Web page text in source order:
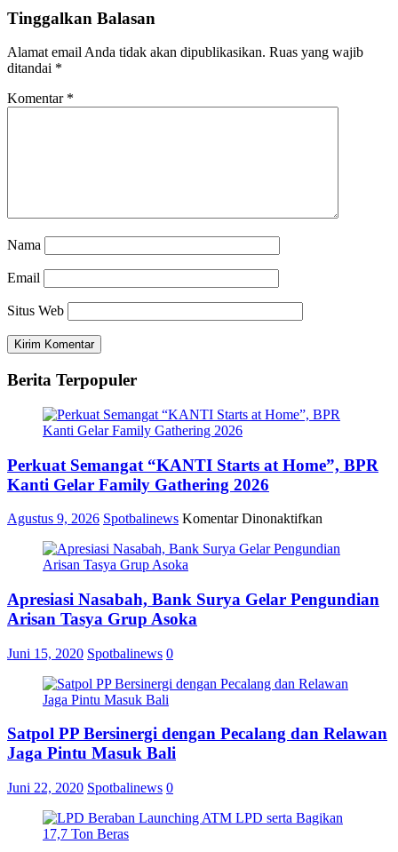
Tinggalkan Balasan
Alamat email Anda tidak akan dipublikasikan. Ruas yang wajib
ditandai *
Komentar *
Nama
Email
Situs Web
Berita Terpopuler
Perkuat Semangat “KANTI Starts at Home”, BPR
Kanti Gelar Family Gathering 2026
Agustus 9, 2026 Spotbalinews Komentar Dinonaktifkan
Semangat
at
Home”,
Gathering
Apresiasi Nasabah, Bank Surya Gelar Pengundian
Arisan Tasya Grup Asoka
Juni 15, 2020 Spotbalinews 0
Satpol PP Bersinergi dengan Pecalang dan Relawan
Jaga Pintu Masuk Bali
Juni 22, 2020 Spotbalinews 0